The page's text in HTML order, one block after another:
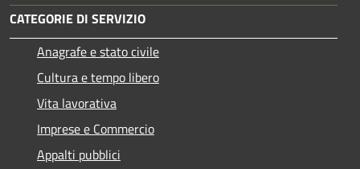
CATEGORIE DI SERVIZIO
Anagrafe e stato civile
Cultura e tempo libero
Vita lavorativa
Imprese e Commercio
Appalti pubblici